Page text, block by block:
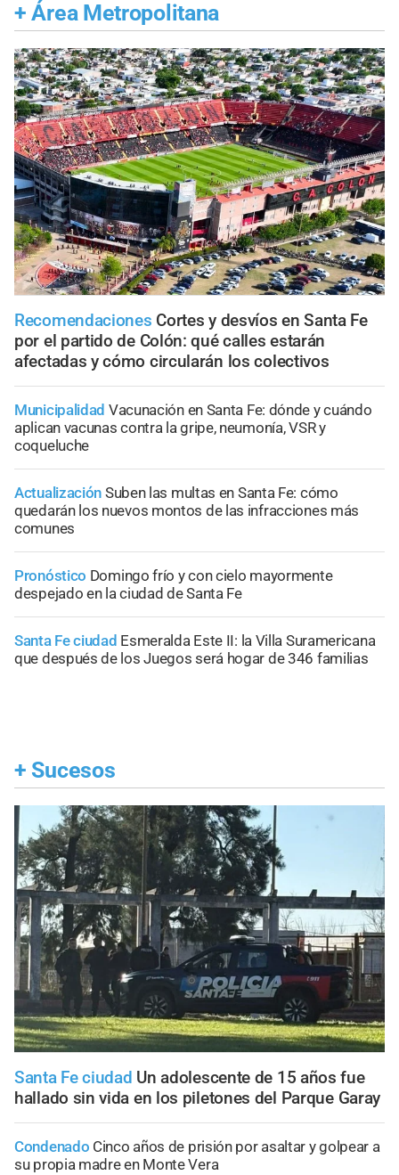
+ Área Metropolitana
Recomendaciones Cortes y desvíos en Santa Fe
por el partido de Colón: qué calles estarán
afectadas y cómo circularán los colectivos
Municipalidad Vacunación en Santa Fe: dónde y cuándo
aplican vacunas contra la gripe, neumonía, VSR y
coqueluche
Actualización Suben las multas en Santa Fe: cómo
quedarán los nuevos montos de las infracciones más
comunes
Pronóstico Domingo frío y con cielo mayormente
despejado en la ciudad de Santa Fe
Santa Fe ciudad Esmeralda Este II: la Villa Suramericana
que después de los Juegos será hogar de 346 familias
+ Sucesos
Santa Fe ciudad Un adolescente de 15 años fue
hallado sin vida en los piletones del Parque Garay
Condenado Cinco años de prisión por asaltar y golpear a
su propia madre en Monte Vera